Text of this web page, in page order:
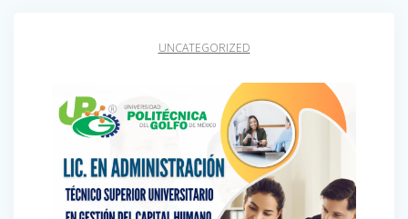
UNCATEGORIZED